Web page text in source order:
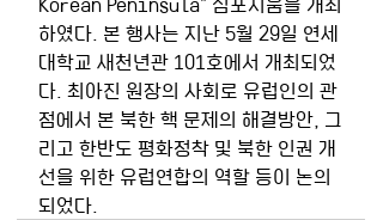
하였다. 본 행사는 지난 5월 29일 연세
대학교 새천년관 101호에서 개최되었
다. 최아진 원장의 사회로 유럽인의 관
점에서 본 북한 핵 문제의 해결방안, 그
리고 한반도 평화정착 및 북한 인권 개
선을 위한 유럽연합의 역할 등이 논의
되었다.